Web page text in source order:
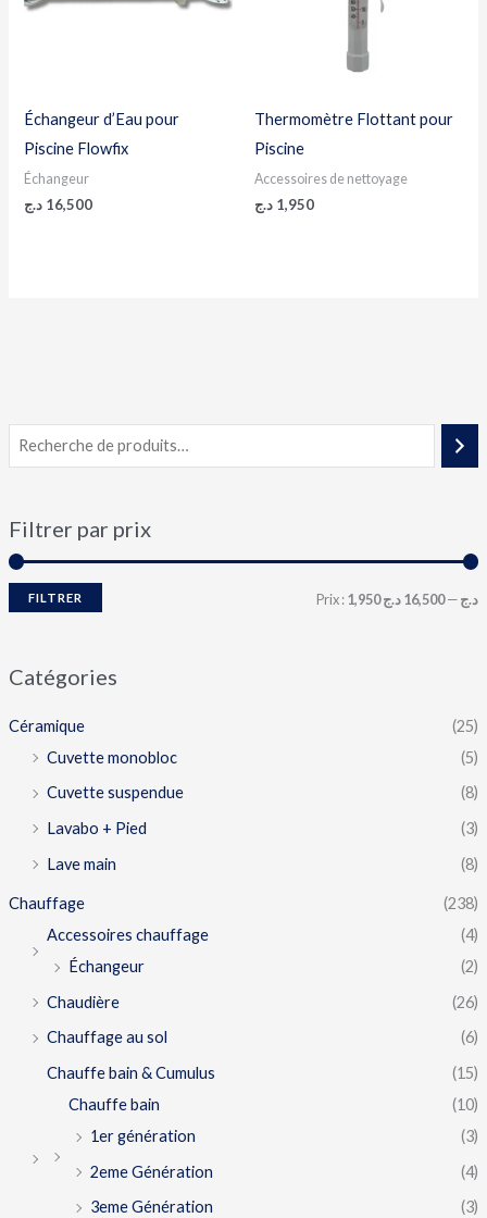
Filtrer par prix
FILTRER Prix : 1,950 د.ج—16,500 د.ج
Catégories
Céramique
(25)
Cuvette monobloc
(5)
Cuvette suspendue
(8)
Lavabo + Pied
(3)
Lave main
(8)
Chauffage
(238)
Accessoires chauffage
(4)
Échangeur
(2)
Chaudière
(26)
Chauffage au sol
(6)
Chauffe bain & Cumulus
(15)
Chauffe bain
(10)
1er génération
(3)
2eme Génération
(4)
3eme Génération
(3)
Échangeur d’Eau pour
Piscine Flowfix
Échangeur
16,500 د.ج
Thermomètre Flottant pour
Piscine
Accessoires de nettoyage
1,950 د.ج